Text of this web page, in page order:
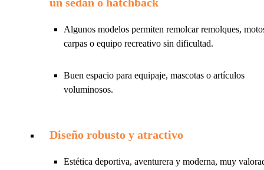
Algunos modelos permiten remolcar remolques,
carpas o equipo recreativo sin dificultad.
Buen espacio para equipaje, mascotas o artículos
voluminosos.
Diseño robusto y atractivo
Estética deportiva, aventurera y moderna, muy